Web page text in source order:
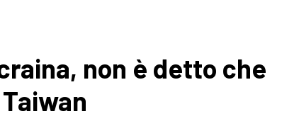
non è detto che